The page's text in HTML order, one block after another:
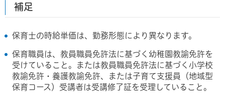
補足
保育士の時給単価は、勤務形態により異なります。
保育職員は、教員職員免許法に基づく幼稚園教諭免許を
受けていること。または教員職員免許法に基づく小学校
教諭免許・養護教諭免許、または子育て支援員（地域型
保育コース）受講者は受講修了証を受理していること。